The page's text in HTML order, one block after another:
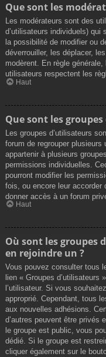
Que sont les
Les modérateurs sont des
d’utilisateurs individuels)
la possibilité de modifier ou
déverrouiller, les déplacer,
modèrent. En règle
utilisateurs respectent les
Haut
Que sont les
Les groupes d’utilisateurs
forum de regrouper
appartenir à plusieurs
permissions individuelles.
pourront modifier les
fois, ou encore leur accorder
donner accès à un forum
Haut
Où sont les groupes
en rejoindre un ?
Vous pouvez consulter tous
lien « Groupes d’utilisateurs
l’utilisateur. Si vous
approprié. Cependant, tous
aux nouvelles adhésions.
d’autres peuvent être privés
le groupe est public, vous
dédié. Si le groupe est
cliquer également sur le